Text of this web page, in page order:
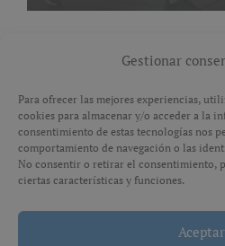
Gestionar
Para ofrecer las mejores experiencias,
cookies para almacenar y/o acceder a la
consentimiento de estas tecnologías nos
comportamiento de navegación o las
No consentir o retirar el consentimiento,
ciertas características y funciones.
Aceptar
Avís legal
Política de privacitat
Copyright © All rights